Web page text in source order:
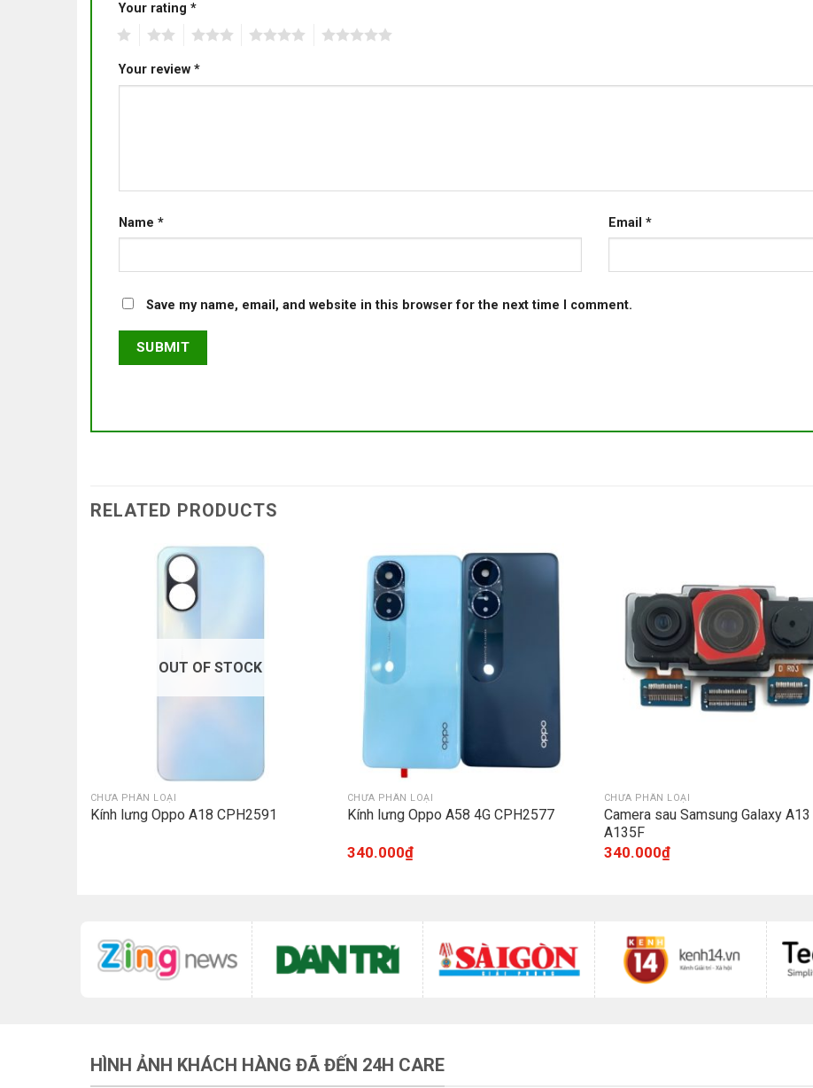
Your rating *
Your review *
Name * Email *
Save my name, email, and website in this browser for the next time I comment.
RELATED PRODUCTS
OUT OF STOCK
CHƯA PHÂN LOẠI
Kính lưng Oppo A18 CPH2591
CHƯA PHÂN LOẠI
Kính lưng Oppo A58 4G CPH2577
340.000₫
CHƯA PHÂN LOẠI
Camera sau Samsung Galaxy A13
A135F
340.000₫
HÌNH ẢNH KHÁCH HÀNG ĐÃ ĐẾN 24H CARE